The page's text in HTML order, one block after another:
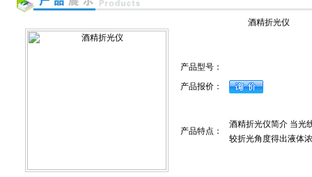
酒精折光仪
产品型号：
产品报价：
产品特点：
酒精折光仪简介 当光
较折光角度得出液体